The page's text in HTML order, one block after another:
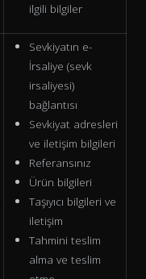
ilgili bilgiler
Sevkiyatın e-
İrsaliye (sevk
irsaliyesi)
bağlantısı
Sevkiyat adresleri
ve iletişim bilgileri
Referansınız
Ürün bilgileri
Taşıyıcı bilgileri ve
iletişim
Tahmini teslim
alma ve teslim